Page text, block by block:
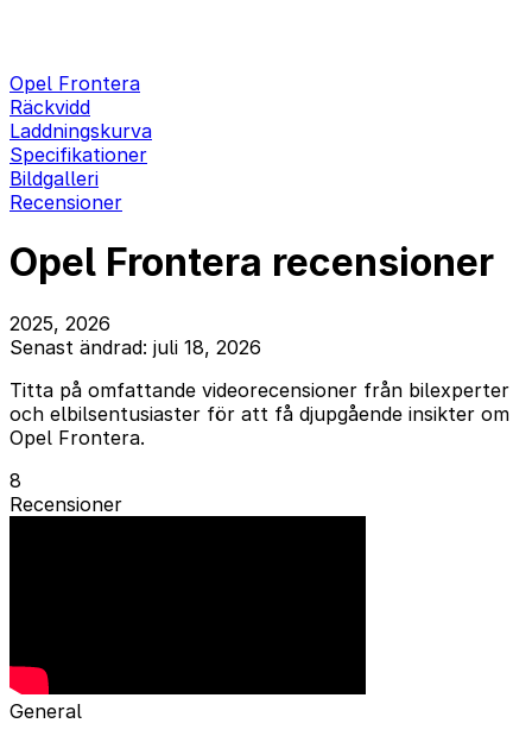
Opel Frontera
Räckvidd
Laddningskurva
Specifikationer
Bildgalleri
Recensioner
Opel Frontera recensioner
2025, 2026
Senast ändrad: juli 18, 2026
Titta på omfattande videorecensioner från bilexperter
och elbilsentusiaster för att få djupgående insikter om
Opel Frontera.
8
Recensioner
General